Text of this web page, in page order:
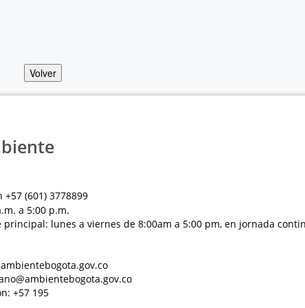
Volver
(601) 3778899
a 5:00 p.m.
lunes a viernes de 8:00am a 5:00 pm, en jornada
+57 195